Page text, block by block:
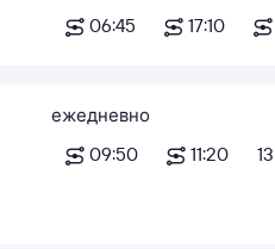
06:45
17:10
ежедневно
09:50
11:20